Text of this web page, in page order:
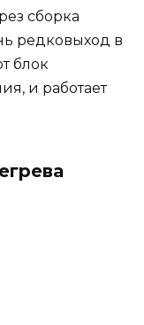
сборка
редковыход в
блок
и работает